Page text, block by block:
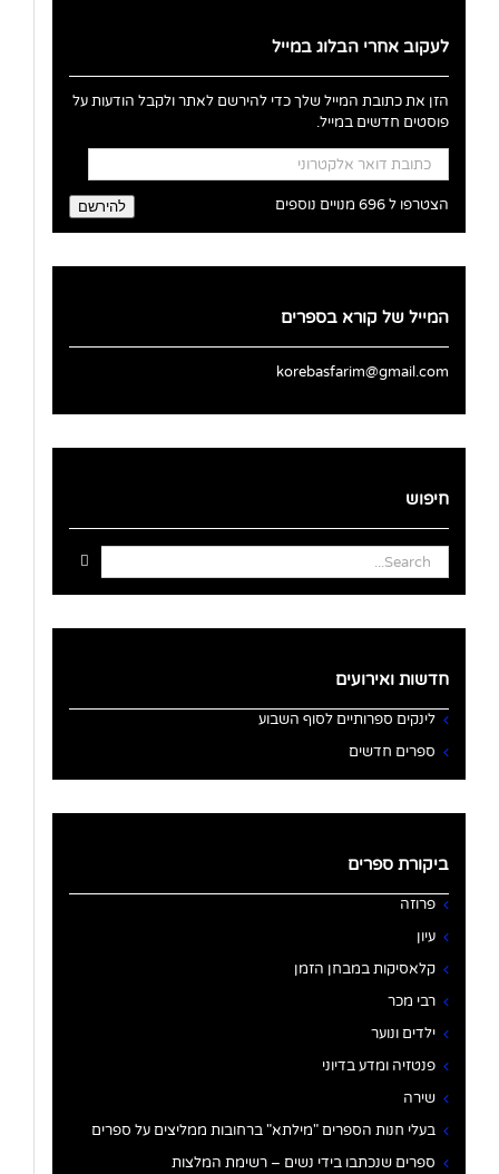
לעקוב אחרי הבלוג במייל
הזן את כתובת המייל שלך כדי להירשם לאתר ולקבל הודעות על
פוסטים חדשים במייל.
כתובת
דואר
אלקטרוני
להירשם הצטרפו ל 696 מנויים נוספים
המייל של קורא בספרים
korebasfarim@gmail.com
חיפוש
Search
for:
חדשות ואירועים
לינקים ספרותיים לסוף השבוע
ספרים חדשים
ביקורת ספרים
פרוזה
עיון
קלאסיקות במבחן הזמן
רבי מכר
ילדים ונוער
פנטזיה ומדע בדיוני
שירה
בעלי חנות הספרים "מילתא" ברחובות ממליצים על ספרים
ספרים שנכתבו בידי נשים – רשימת המלצות